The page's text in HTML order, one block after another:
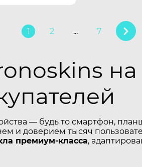
1 2 ... 7
— будь то смартфон,
и доверием тысяч
премиум-класса,